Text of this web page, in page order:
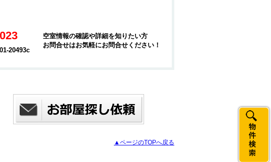
20493c
空室情報の確認や詳細を知りたい方
お問合せはお気軽にお問合せください！
▲ページのTOPへ戻る